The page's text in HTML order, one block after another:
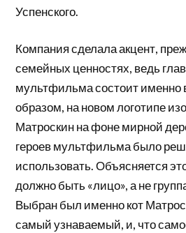
Успенского.
Компания сделала акцент,
семейных ценностях, ведь
мультфильма состоит именно
образом, на новом логотипе
Матроскин на фоне мирной
героев мультфильма было
использовать. Объясняется
должно быть «лицо», а не
Выбран был именно кот
самый узнаваемый, и, что